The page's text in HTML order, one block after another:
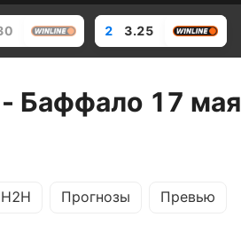
2 3.25
Баффало 17 мая
H2H Прогнозы Превью